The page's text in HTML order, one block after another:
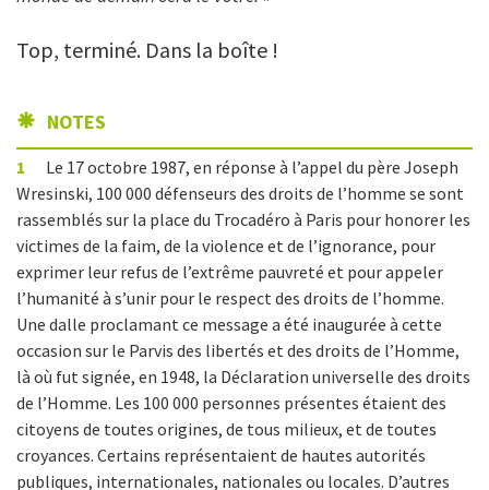
Top, terminé. Dans la boîte !
NOTES
1
Le 17 octobre 1987, en réponse à l’appel du père Joseph
Wresinski, 100 000 défenseurs des droits de l’homme se sont
rassemblés sur la place du Trocadéro à Paris pour honorer les
victimes de la faim, de la violence et de l’ignorance, pour
exprimer leur refus de l’extrême pauvreté et pour appeler
l’humanité à s’unir pour le respect des droits de l’homme.
Une dalle proclamant ce message a été inaugurée à cette
occasion sur le Parvis des libertés et des droits de l’Homme,
là où fut signée, en 1948, la Déclaration universelle des droits
de l’Homme. Les 100 000 personnes présentes étaient des
citoyens de toutes origines, de tous milieux, et de toutes
croyances. Certains représentaient de hautes autorités
publiques, internationales, nationales ou locales. D’autres